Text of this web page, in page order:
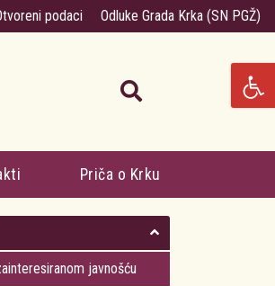
podaci Odluke Grada Krka (SN PGŽ)
Priča o Krku
javnošću